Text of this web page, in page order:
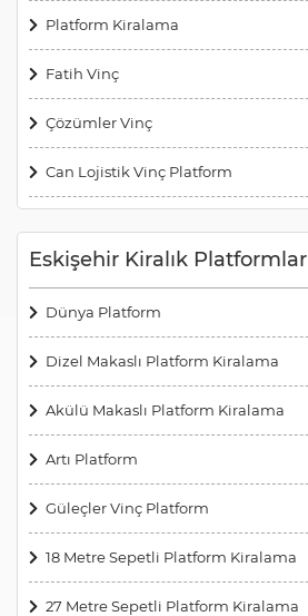
Platform Kiralama
Fatih Vinç
Çözümler Vinç
Can Lojistik Vinç Platform
Eskişehir Kiralık Platformlar
Dünya Platform
Dizel Makaslı Platform Kiralama
Akülü Makaslı Platform Kiralama
Artı Platform
Güleçler Vinç Platform
18 Metre Sepetli Platform Kiralama
27 Metre Sepetli Platform Kiralama